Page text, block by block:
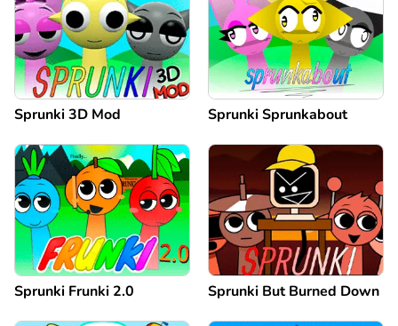
Sprunki 3D Mod Sprunki Sprunkabout
Sprunki Frunki 2.0 Sprunki But Burned Down